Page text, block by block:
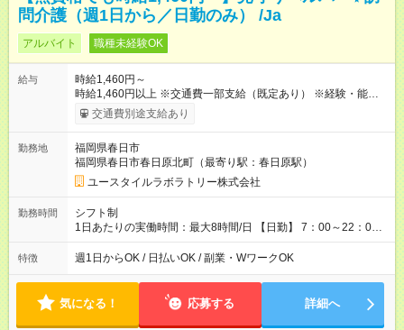
問介護（週1日から／日勤のみ） /Ja
アルバイト 職種未経験OK
給与
時給1,460円～
時給1,460円以上 ※交通費一部支給（既定あり） ※経験・能力を
考慮して決定します 【収入例】 週1回勤務の場合：1,460円×8時
間×4回=4万6,720円 週3回勤務の場合：1,460円×8時間×12回
3,600円 【試用期間】試用期間あり 試用期間の長さ：2ヶ月
※ 雇用形態と給与に、本採用時と異なる部分があります。 雇用
形態：本採用時と同じです。 給与：時給 1,060円以上
交通費別途支給あり
勤務地
福岡県春日市
福岡県春日市春日原北町（最寄り駅：春日原駅）
ユースタイルラボラトリー株式会社
勤務時間
シフト制
1日あたりの実働時間：最大8時間/日 【日勤】 7：00～22：00
の間で4～8時間勤務（休憩時間は法定通り） ※週1日～OK ／ 1
日4時間から勤務OK ／ 夜勤なし ＊＊ 勤務時間例 ＊＊ ■7時
変動 ※曜日固定（毎週同じ曜日勤務）
特徴 週1日からOK / 日払いOK / 副業・WワークOK
気になる！ 応募する 詳細へ